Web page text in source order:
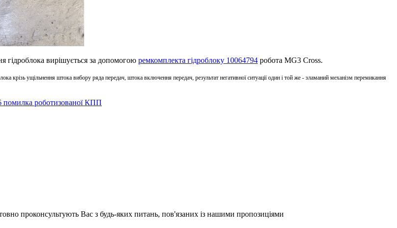
гідроблока вирішується за допомогою ремкомплекта гідроблоку 10064794 робота MG3 Cross.
крізь ущільнення штока вибору ряда передач, штока включення передач, результат негативної ситуації один і той же - зламаний механізм перемикання
помилка роботизованої КПП
проконсультують Вас з будь-яких питань, пов'язаних із нашими пропозиціями